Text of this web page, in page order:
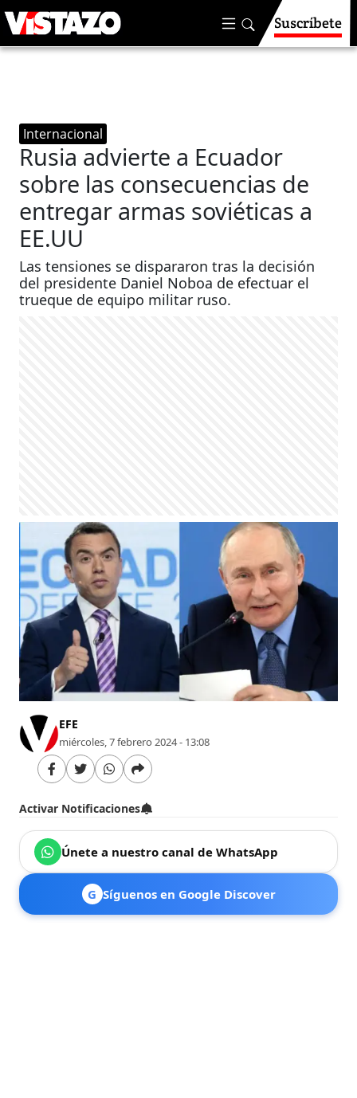
Suscríbete
Internacional
Rusia advierte a Ecuador
sobre las consecuencias de
entregar armas soviéticas a
EE.UU
Las tensiones se dispararon tras la decisión
del presidente Daniel Noboa de efectuar el
trueque de equipo militar ruso.
EFE
miércoles, 7 febrero 2024 - 13:08
Activar Notificaciones
Únete a nuestro canal de WhatsApp
G Síguenos en Google Discover